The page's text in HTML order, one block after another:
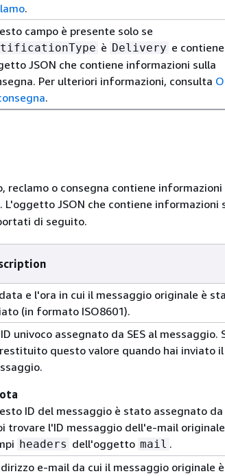
.
campo è presente solo se
è Delivery e
JSON che contiene informazioni sulla
Per ulteriori informazioni, consulta
.
reclamo o consegna contiene
. L'oggetto JSON che contiene informazioni
di seguito.
e l'ora in cui il messaggio originale è
(in formato ISO8601).
univoco assegnato da SES al messaggio.
questo valore quando hai inviato il
ID del messaggio è stato assegnato da
trovare l'ID messaggio dell'e-mail
headers dell'oggetto mail .
e-mail da cui il messaggio originale